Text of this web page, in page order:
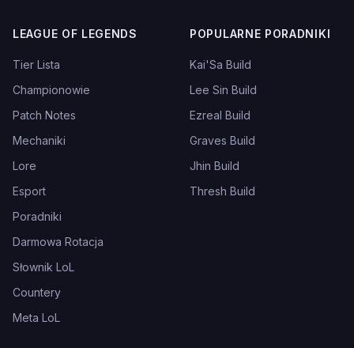
LEAGUE OF LEGENDS
Tier Lista
Championowie
Patch Notes
Mechaniki
Lore
Esport
Poradniki
Darmowa Rotacja
Słownik LoL
Countery
Meta LoL
POPULARNE PORADNIKI
Kai'Sa Build
Lee Sin Build
Ezreal Build
Graves Build
Jhin Build
Thresh Build